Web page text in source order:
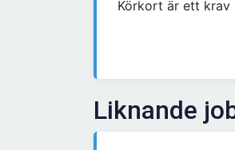
Körkort är ett krav
Liknande